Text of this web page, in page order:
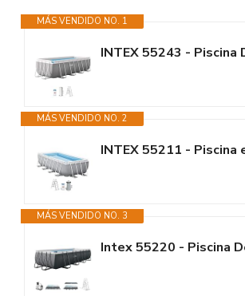
MÁS VENDIDO NO. 1
MÁS VENDIDO NO. 2
MÁS VENDIDO NO. 3